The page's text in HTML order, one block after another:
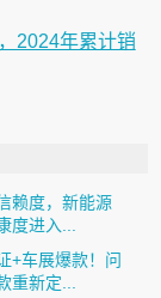
2024年累计销
赖度，新能源
度进入...
+车展爆款！问
重新定...